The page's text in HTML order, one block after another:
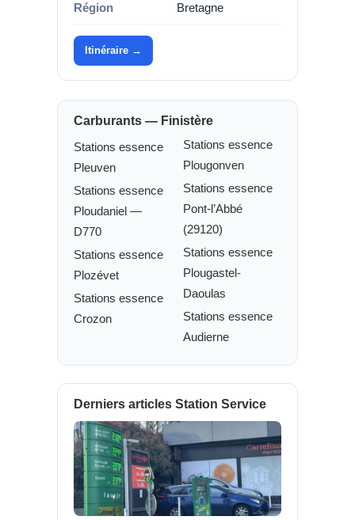
Région Bretagne
Itinéraire →
Carburants — Finistère
Stations essence
Pleuven
Stations essence
Ploudaniel —
D770
Stations essence
Plozévet
Stations essence
Crozon
Stations essence
Plougonven
Stations essence
Pont-l’Abbé
(29120)
Stations essence
Plougastel-
Daoulas
Stations essence
Audierne
Derniers articles Station Service